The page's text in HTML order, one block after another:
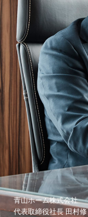
青山ホーム株式会社
代表取締役社長 田村修